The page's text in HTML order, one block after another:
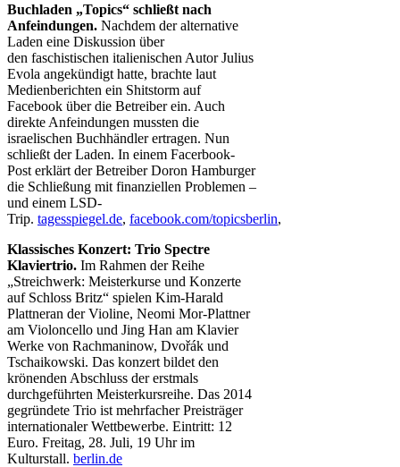
Buchladen „Topics“ schließt nach
Anfeindungen. Nachdem der alternative
Laden eine Diskussion über
den faschistischen italienischen Autor Julius
Evola angekündigt hatte, brachte laut
Medienberichten ein Shitstorm auf
Facebook über die Betreiber ein. Auch
direkte Anfeindungen mussten die
israelischen Buchhändler ertragen. Nun
schließt der Laden. In einem Facerbook-
Post erklärt der Betreiber Doron Hamburger
die Schließung mit finanziellen Problemen –
und einem LSD-
Trip. tagesspiegel.de, facebook.com/topicsberlin,
Klassisches Konzert: Trio Spectre
Klaviertrio. Im Rahmen der Reihe
„Streichwerk: Meisterkurse und Konzerte
auf Schloss Britz“ spielen Kim-Harald
Plattneran der Violine, Neomi Mor-Plattner
am Violoncello und Jing Han am Klavier
Werke von Rachmaninow, Dvořák und
Tschaikowski. Das konzert bildet den
krönenden Abschluss der erstmals
durchgeführten Meisterkursreihe. Das 2014
gegründete Trio ist mehrfacher Preisträger
internationaler Wettbewerbe. Eintritt: 12
Euro. Freitag, 28. Juli, 19 Uhr im
Kulturstall. berlin.de